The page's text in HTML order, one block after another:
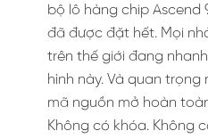
bộ lô hàng chip Ascend
đã được đặt hết. Mọi
trên thế giới đang
hình này. Và quan trọng
mã nguồn mở hoàn
Không có khóa. Không